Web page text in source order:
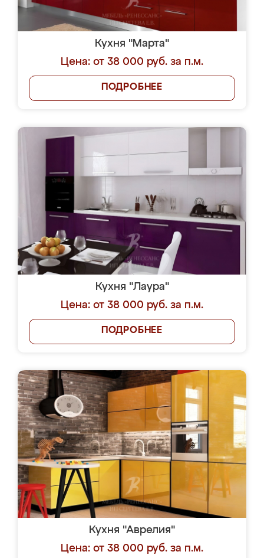
Кухня "Марта"
Цена: от 38 000 руб. за п.м.
ПОДРОБНЕЕ
Кухня "Лаура"
Цена: от 38 000 руб. за п.м.
ПОДРОБНЕЕ
Кухня "Аврелия"
Цена: от 38 000 руб. за п.м.